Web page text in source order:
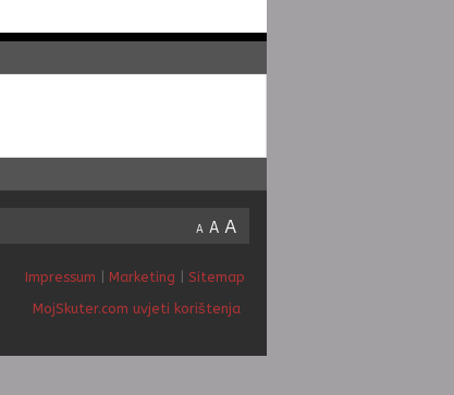
A A A
Impressum Marketing
Sitemap
MojSkuter.com uvjeti korištenja